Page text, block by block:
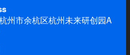
州市余杭区杭州未来研创园A